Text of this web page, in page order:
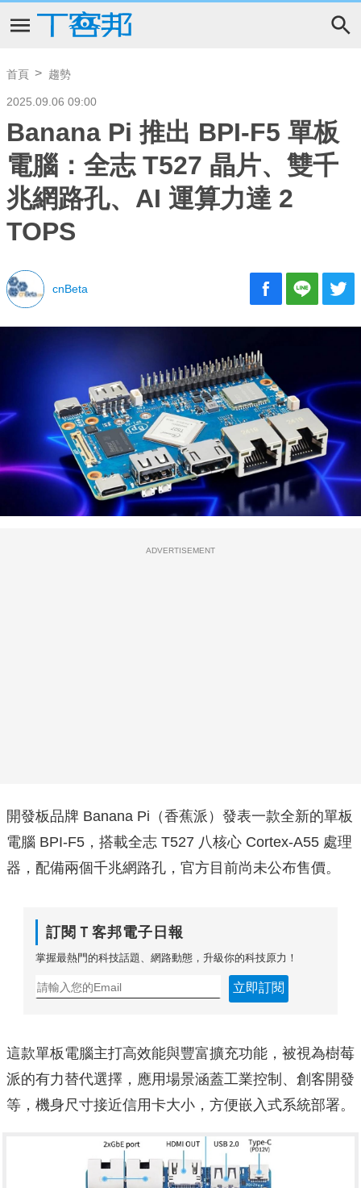
首頁 趨勢
2025.09.06 09:00
Banana Pi 推出 BPI-F5 單板
電腦：全志 T527 晶片、雙千
兆網路孔、AI 運算力達 2
TOPS
cnBeta
ADVERTISEMENT
開發板品牌 Banana Pi（香蕉派）發表一款全新的單板
電腦 BPI-F5，搭載全志 T527 八核心 Cortex-A55 處理
器，配備兩個千兆網路孔，官方目前尚未公布售價。
訂閱Ｔ客邦電子日報
掌握最熱門的科技話題、網路動態，升級你的科技原力！
立即訂閱
這款單板電腦主打高效能與豐富擴充功能，被視為樹莓
派的有力替代選擇，應用場景涵蓋工業控制、創客開發
等，機身尺寸接近信用卡大小，方便嵌入式系統部署。